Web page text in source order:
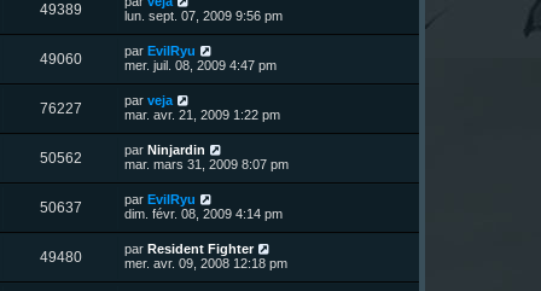
a
g
e
e
s
s
a
g
e
s
i
e
r
m
e
s
s
a
g
e
49389V
u
s
e
i
e
r
m
e
s
s
a
g
e
lun. sept. 07, 2009 9:56 pm
49060V
u
s
D
e
i
e
r
m
e
s
s
a
g
e
par EvilRyu
mer. juil. 08, 2009 4:47 pm
76227V
u
s
D
e
i
e
r
m
e
s
s
a
g
e
par veja
mar. avr. 21, 2009 1:22 pm
50562V
u
s
D
e
i
e
r
m
e
s
par Ninjardin
mar. mars 31, 2009 8:07 pm
50637V
u
D
e
i
e
r
par EvilRyu
dim. févr. 08, 2009 4:14 pm
49480V
u
D
e
par Resident Fighter
mer. avr. 09, 2008 12:18 pm